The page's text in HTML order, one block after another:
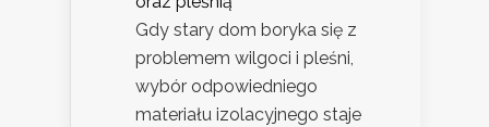
Gdy stary dom boryka się z
problemem wilgoci i pleśni,
wybór odpowiedniego
materiału izolacyjnego staje